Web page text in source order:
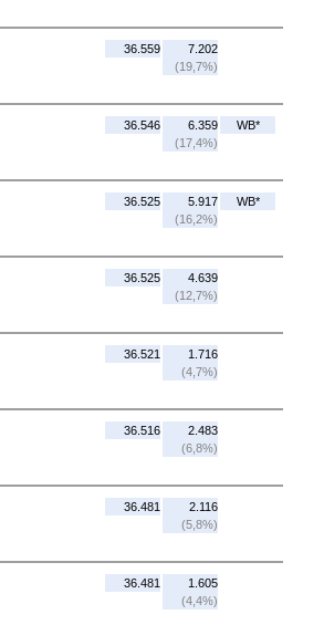
36.559
7.202
(19,7%)
36.546
6.359
(17,4%)
WB*
36.525
5.917
(16,2%)
WB*
36.525
4.639
(12,7%)
36.521
1.716
(4,7%)
36.516
2.483
(6,8%)
36.481
2.116
(5,8%)
36.481
1.605
(4,4%)